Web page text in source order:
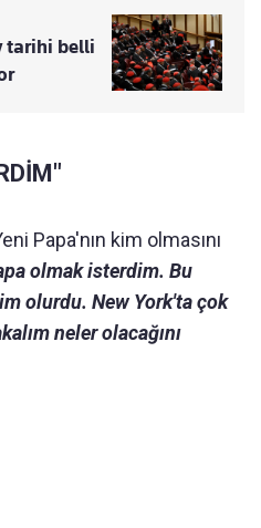
tarihi belli
Papa'nın kim olmasını
olmak isterdim. Bu
olurdu. New York'ta çok
neler olacağını